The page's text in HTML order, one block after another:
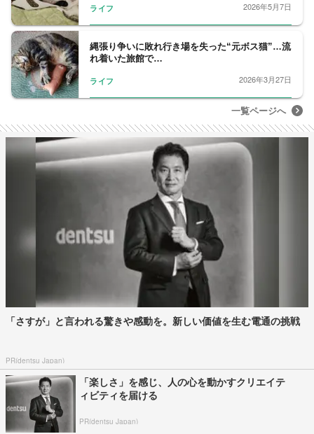
ライフ 2026年5月7日
縄張り争いに敗れ行き場を失った“元ボス猫”…流
れ着いた旅館で…
ライフ 2026年3月27日
一覧ページへ
「さすが」と言われる驚きや感動を。新しい価値を生む電通の挑戦
PR(dentsu Japan)
「楽しさ」を感じ、人の心を動かすクリエイテ
ィビティを届ける
PR(dentsu Japan)